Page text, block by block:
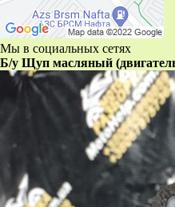
Мы в социальных сетях
Б/у Щуп масляный